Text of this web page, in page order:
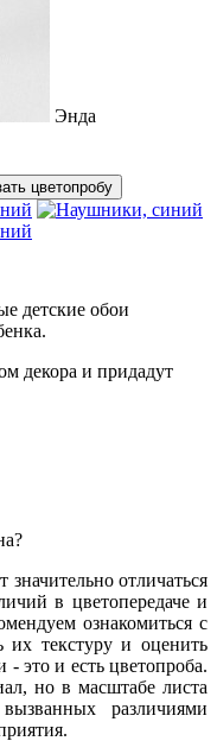
Энда
цветопробу
детские обои
декора и придадут
отличаться
в цветопередаче и
ознакомиться с
текстуру и оценить
- это и есть цветопроба.
но в масштабе листа
различиями